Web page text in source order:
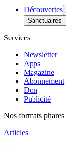
Découvertes
Sanctuaires
Services
Newsletter
Apps
Magazine
Abonnement
Don
Publicité
Nos formats phares
Articles